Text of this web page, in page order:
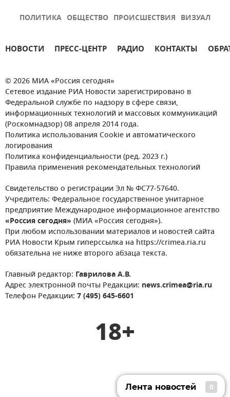
ПОЛИТИКА ОБЩЕСТВО ПРОИСШЕСТВИЯ ВИЗУАЛ
НОВОСТИ ПРЕСС-ЦЕНТР РАДИО КОНТАКТЫ
© 2026 МИА «Россия сегодня»
Сетевое издание РИА Новости зарегистрировано в
Федеральной службе по надзору в сфере связи,
информационных технологий и массовых коммуникаций
(Роскомнадзор) 08 апреля 2014 года.
Политика использования Cookie и автоматического
логирования
Политика конфиденциальности (ред. 2023 г.)
Правила применения рекомендательных технологий
Свидетельство о регистрации Эл № ФС77-57640.
Учредитель: Федеральное государственное унитарное
предприятие Международное информационное агентство
«Россия сегодня» (МИА «Россия сегодня»).
При любом использовании материалов и новостей сайта
РИА Новости Крым гиперссылка на https://crimea.ria.ru
обязательна не ниже второго абзаца текста.
Главный редактор: Гаврилова А.В.
Адрес электронной почты Редакции: news.crimea@ria.ru
Телефон Редакции: 7 (495) 645-6601
18+
Лента новостей 0